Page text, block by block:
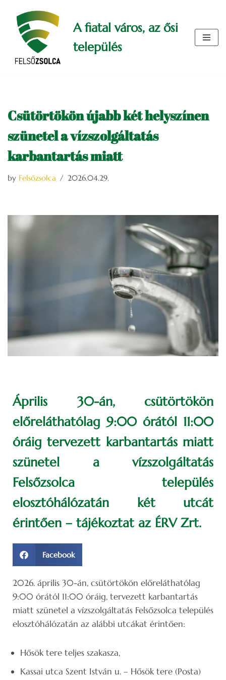
Skip
content
A fiatal város, az ősi
település
Csütörtökön újabb két helyszínen
szünetel a vízszolgáltatás
karbantartás miatt
by Felsőzsolca 2026.04.29.
Április 30-án, csütörtökön
előreláthatólag 9:00 órától 11:00
óráig tervezett karbantartás miatt
szünetel a vízszolgáltatás
Felsőzsolca település
elosztóhálózatán két utcát
érintően – tájékoztat az ÉRV Zrt.
Facebook
2026. április 30-án, csütörtökön előreláthatólag
9:00 órától 11:00 óráig, tervezett karbantartás
miatt szünetel a vízszolgáltatás Felsőzsolca település
elosztóhálózatán az alábbi utcákat érintően:
Hősök tere teljes szakasza,
Kassai utca Szent István u. – Hősök tere (Posta)